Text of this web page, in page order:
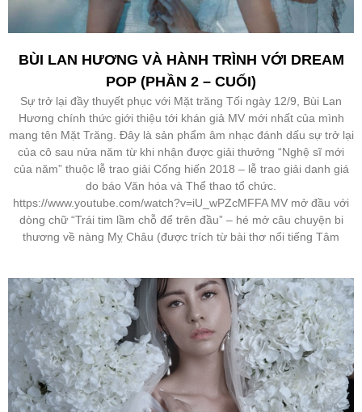
BÙI LAN HƯƠNG VÀ HÀNH TRÌNH VỚI DREAM
POP (PHẦN 2 – CUỐI)
Sự trở lại đầy thuyết phục với Mặt trăng Tối ngày 12/9, Bùi Lan
Hương chính thức giới thiệu tới khán giả MV mới nhất của mình
mang tên Mặt Trăng. Đây là sản phẩm âm nhạc đánh dấu sự trở lại
của cô sau nửa năm từ khi nhận được giải thưởng “Nghệ sĩ mới
của năm” thuộc lễ trao giải Cống hiến 2018 – lễ trao giải danh giá
do báo Văn hóa và Thể thao tổ chức.
https://www.youtube.com/watch?v=iU_wPZcMFFA MV mở đầu với
dòng chữ “Trái tim lầm chỗ để trên đầu” – hé mở câu chuyện bi
thương về nàng Mỵ Châu (được trích từ bài thơ nổi tiếng Tâm